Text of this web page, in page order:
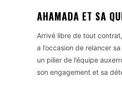
AHAMADA ET SA
Arrivé libre de tout
a l’occasion de relancer
un pilier de l’équipe
son engagement et sa